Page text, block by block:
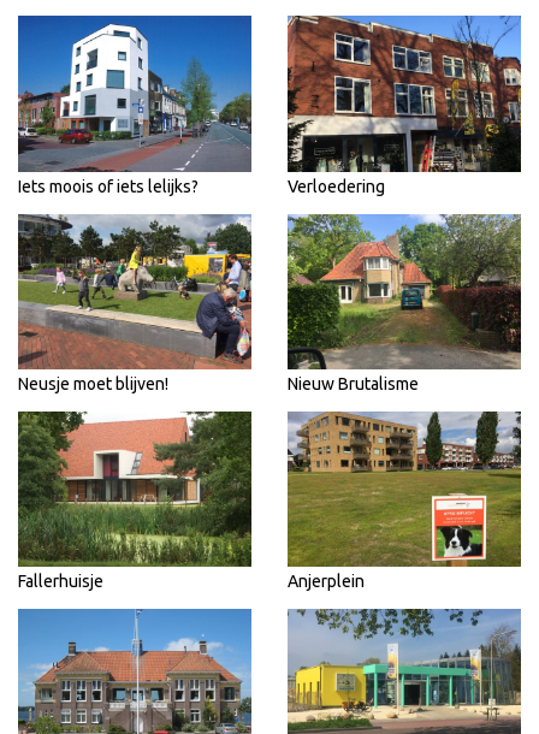
Iets moois of iets lelijks? Verloedering
Neusje moet blijven! Nieuw Brutalisme
Fallerhuisje Anjerplein